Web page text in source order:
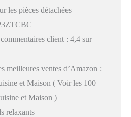
les pièces détachées
client : 4,4 sur
meilleures ventes d’Amazon :
et Maison ( Voir les 100
et Maison )
relaxants